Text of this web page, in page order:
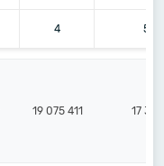
4 5
19 075 411 17